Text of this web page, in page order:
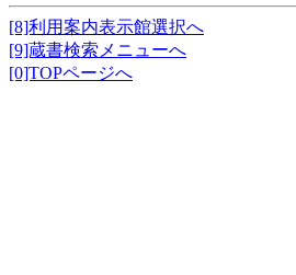
[8]利用案内表示館選択へ
[9]蔵書検索メニューへ
[0]TOPページへ